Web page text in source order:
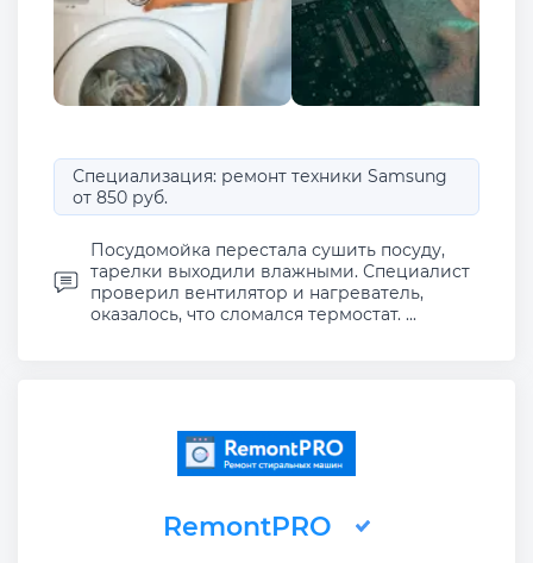
Специализация: ремонт техники Samsung
от 850 руб.
Посудомойка перестала сушить посуду,
тарелки выходили влажными. Специалист
проверил вентилятор и нагреватель,
оказалось, что сломался термостат. ...
RemontPRO